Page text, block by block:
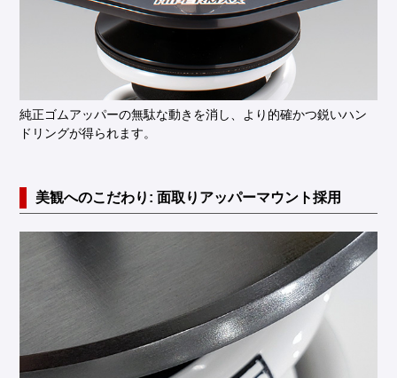
純正ゴムアッパーの無駄な動きを消し、より的確かつ鋭いハン
ドリングが得られます。
美観へのこだわり: 面取りアッパーマウント採用